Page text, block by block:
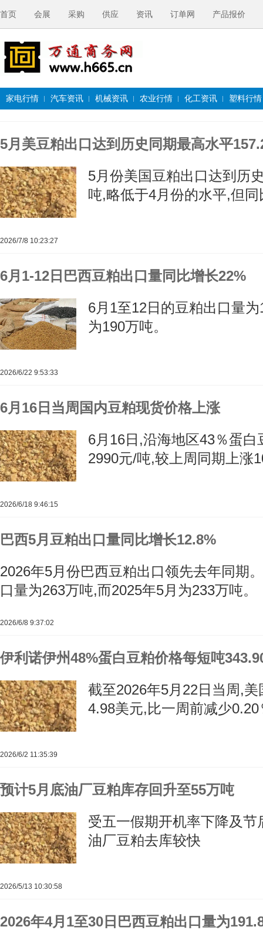
首页 会展 采购 供应 资讯 订单网 产品报价
家电行情 汽车资讯 机械资讯 农业行情 化工资讯 塑料行情
5月美豆粕出口达到历史同期最高水平
5月份美国豆粕出口达到历
吨,略低于4月份的水平,但
2026/7/8 10:23:27
6月1-12日巴西豆粕出口量同比增长22%
6月1至12日的豆粕出口量
为190万吨。
2026/6/22 9:53:33
6月16日当周国内豆粕现货价格上涨
6月16日,沿海地区43％蛋
2990元/吨,较上周同期上涨
2026/6/18 9:46:15
巴西5月豆粕出口量同比增长12.8%
2026年5月份巴西豆粕出口领先去年同期
口量为263万吨,而2025年5月为233万吨。
2026/6/8 9:37:02
伊利诺伊州48%蛋白豆粕价格每短吨
截至2026年5月22日当周,
4.98美元,比一周前减少0.20
2026/6/2 11:35:39
预计5月底油厂豆粕库存回升至55万吨
受五一假期开机率下降及
油厂豆粕去库较快
2026/5/13 10:30:58
2026年4月1至30日巴西豆粕出口量为